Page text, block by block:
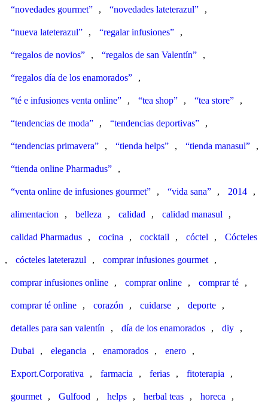
“novedades gourmet” , “novedades lateterazul” ,
“nueva lateterazul” , “regalar infusiones” ,
“regalos de novios” , “regalos de san Valentín” ,
“regalos día de los enamorados” ,
“té e infusiones venta online” , “tea shop” , “tea store” ,
“tendencias de moda” , “tendencias deportivas” ,
“tendencias primavera” , “tienda helps” , “tienda manasul” ,
“tienda online Pharmadus” ,
“venta online de infusiones gourmet” , “vida sana” , 2014 ,
alimentacion , belleza , calidad , calidad manasul ,
calidad Pharmadus , cocina , cocktail , cóctel , Cócteles
, cócteles lateterazul , comprar infusiones gourmet ,
comprar infusiones online , comprar online , comprar té ,
comprar té online , corazón , cuidarse , deporte ,
detalles para san valentín , día de los enamorados , diy ,
Dubai , elegancia , enamorados , enero ,
Export.Corporativa , farmacia , ferias , fitoterapia ,
gourmet , Gulfood , helps , herbal teas , horeca ,